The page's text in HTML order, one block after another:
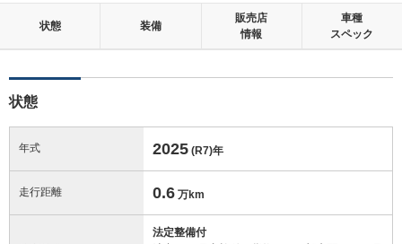
状態 装備
販売店
情報
車種
スペック
状態
年式 2025 (R7)年
走行距離 0.6 万km
法定整備付